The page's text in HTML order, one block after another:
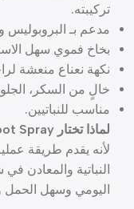
تركيبته.
مدعم بـ البروبوليس
بخاخ فموي سهل
نكهة نعناع منعشة
خالٍ من السكر،
مناسب للنباتيين.
لماذا تختار Nutraxin Costus Root Spray؟
لأنه يقدم طريقة
النباتية والمعادن
اليومي وسهل الحمل